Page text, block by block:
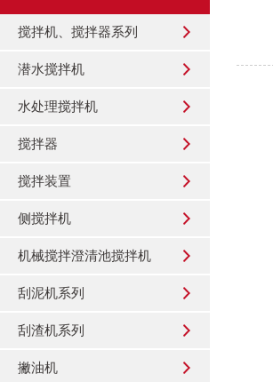
搅拌机、搅拌器系列
潜水搅拌机
水处理搅拌机
搅拌器
搅拌装置
侧搅拌机
机械搅拌澄清池搅拌机
刮泥机系列
刮渣机系列
撇油机